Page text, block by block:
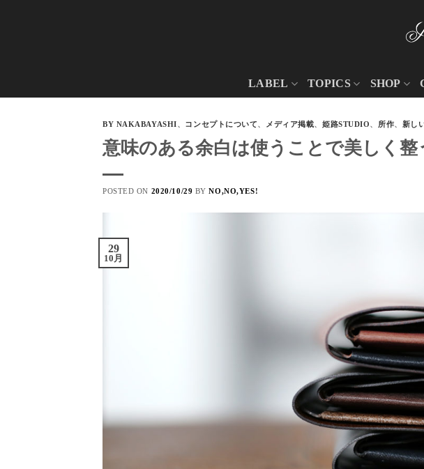
LABEL TOPICS SHOP
BY NAKABAYASHI、 コンセプトについて、 メディア掲載、 姫路STUDIO、 所作、 新し
意味のある余白は使うことで美しく整
POSTED ON 2020/10/29 BYNO,NO,YES!
29
10月